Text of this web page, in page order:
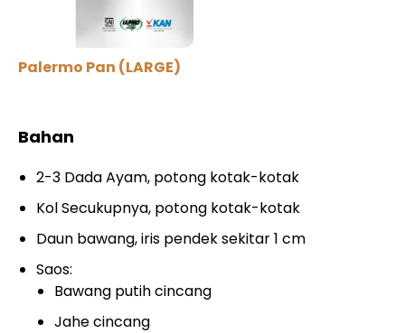
Palermo Pan (LARGE)
Bahan
2-3 Dada Ayam, potong kotak-kotak
Kol Secukupnya, potong kotak-kotak
Daun bawang, iris pendek sekitar 1 cm
Saos:
Bawang putih cincang
Jahe cincang